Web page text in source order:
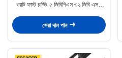
ওয়াট ফাস্ট চার্জিং ৫ জিবিপিএস ৩২ জিবি এসডি
সেরা দাম পান